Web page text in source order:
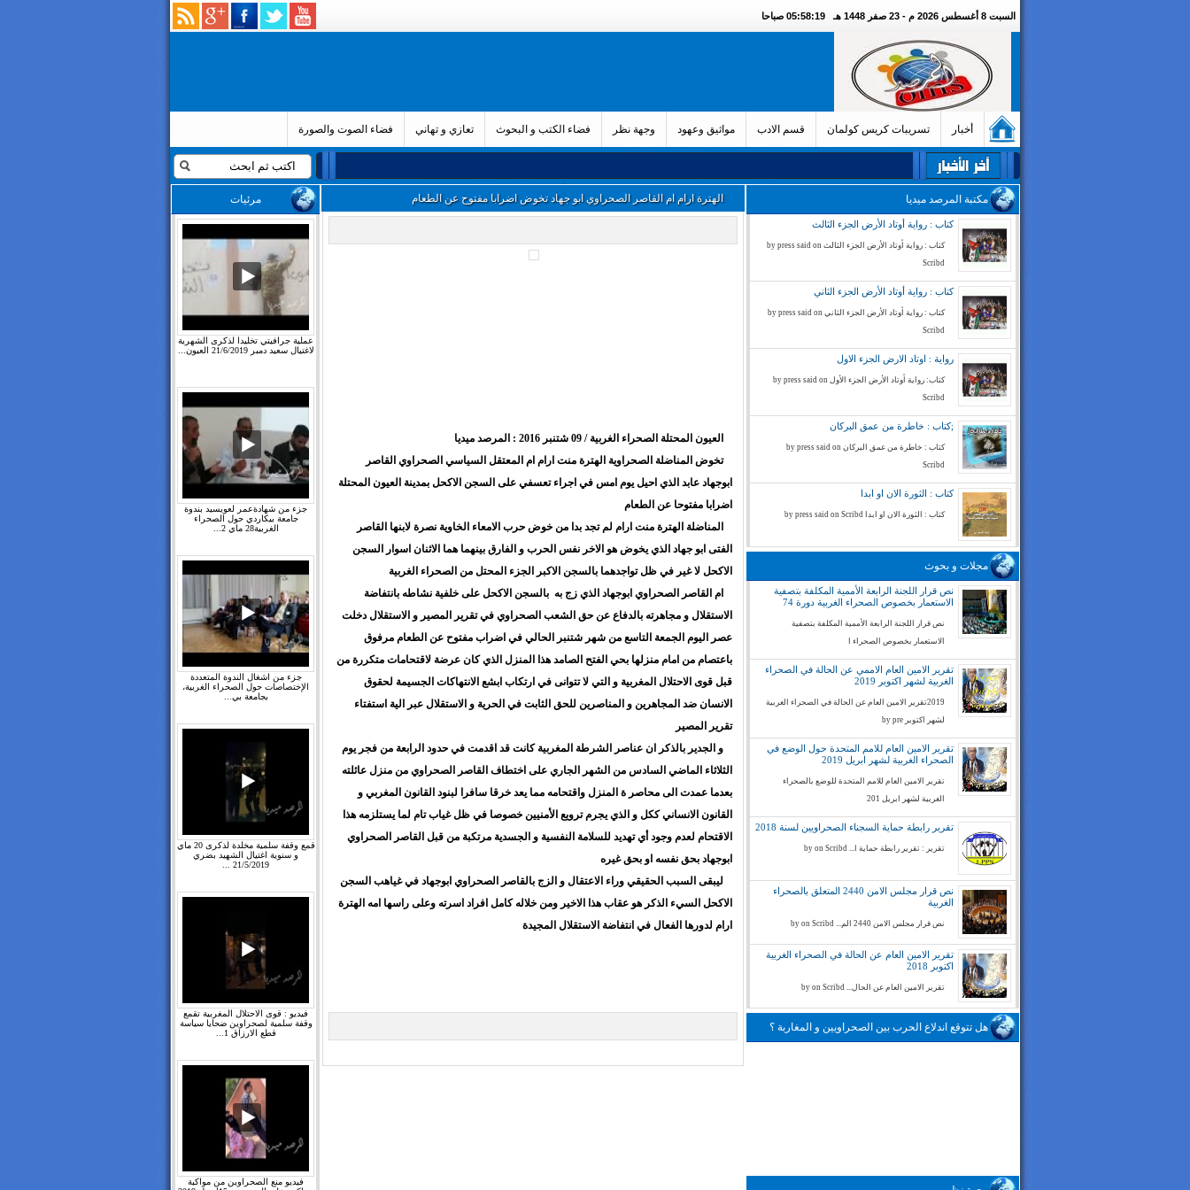
السبت 8 أغسطس 2026 م - 23 صفر 1448 هـ 05:58:20 صباحا
أخبار تسريبات كريس كولمان قسم الادب مواثيق وعهود وجهة نظر فضاء الكتب و البحوث تعازي و تهاني فضاء الصوت والصورة
مكتبة المرصد ميديا
كتاب : رواية أوتاد الأرض الجزء الثالث
كتاب : رواية أوتاد الأرض الجزء الثالث by press said on
Scribd
كتاب : رواية أوتاد الأرض الجزء الثاني
كتاب : رواية أوتاد الأرض الجزء الثاني by press said on
Scribd
رواية : اوتاد الارض الجزء الاول
كتاب: رواية أوتاد الأرض الجزء الأول by press said on
Scribd
;كتاب : خاطرة من عمق البركان
كتاب : خاطرة من عمق البركان by press said on
Scribd
كتاب : الثورة الان او ابدا
كتاب : الثورة الان او ابدا by press said on Scribd
مجلات و بحوث
نص قرار اللجنة الرابعة الأممية المكلفة بتصفية
الاستعمار بخصوص الصحراء الغربية دورة 74
نص قرار اللجنة الرابعة الأممية المكلفة بتصفية
الاستعمار بخصوص الصحراء ا
تقرير الامين العام الاممي عن الحالة في الصحراء
الغربية لشهر اكتوبر 2019
2019تقرير الامين العام عن الحالة في الصحراء الغربية
لشهر اكتوبر by pre
تقرير الامين العام للامم المتحدة حول الوضع في
الصحراء الغربية لشهر ابريل 2019
تقرير الامين العام للامم المتحدة للوضع بالصحراء
الغربية لشهر ابريل 201
تقرير رابطة حماية السجناء الصحراويين لسنة 2018
تقرير : تقرير رابطة حماية ا... by on Scribd
نص قرار مجلس الامن 2440 المتعلق بالصحراء
الغربية
نص قرار مجلس الامن 2440 الم... by on Scribd
تقرير الامين العام عن الحالة في الصحراء الغربية
اكتوبر 2018
تقرير الامين العام عن الحال... by on Scribd
هل تتوقع اندلاع الحرب بين الصحراويين و المغاربة ؟
مرئيات
عملية جرافيتي تخليدا لذكرى الشهرية
لاغتيال سعيد دمبر 21/6/2019 العيون...
جزء من شهادةعمر لعويسيد بندوة
جامعة بيكاردي حول الصحراء
الغربية28 ماي 2...
جزء من اشغال الندوة المتعددة
الإختصاصات حول الصحراء الغربية،
بجامعة بي...
قمع وقفة سلمية مخلدة لذكرى 20 ماي
و سنوية اغتيال الشهيد بضري
21/5/2019 ...
فيديو : قوى الاحتلال المغربية تقمع
وقفة سلمية لصحراوين ضحايا سياسة
قطع الارزاق 1...
فيديو منع الصحراوين من مواكبة
الهترة ارام ام القاصر الصحراوي ابو جهاد تخوض اضرابا مفتوح عن الطعام
العيون المحتلة الصحراء الغربية / 09 شتنبر 2016 : المرصد ميديا
تخوض المناضلة الصحراوية الهترة منت ارام ام المعتقل السياسي الصحراوي القاصر
ابوجهاد عابد الذي احيل يوم امس في اجراء تعسفي على السجن الاكحل بمدينة العيون المحتلة
اضرابا مفتوحا عن الطعام
المناضلة الهترة منت ارام لم تجد بدا من خوض حرب الامعاء الخاوية نصرة لابنها القاصر
الفتى ابو جهاد الذي يخوض هو الاخر نفس الحرب و الفارق بينهما هما الاثنان اسوار السجن
الاكحل لا غير في ظل تواجدهما بالسجن الاكبر الجزء المحتل من الصحراء الغربية
ام القاصر الصحراوي ابوجهاد الذي زج به بالسجن الاكحل على خلفية نشاطه بانتفاضة
الاستقلال و مجاهرته بالدفاع عن حق الشعب الصحراوي في تقرير المصير و الاستقلال دخلت
عصر اليوم الجمعة التاسع من شهر شتنبر الحالي في اضراب مفتوح عن الطعام مرفوق
باعتصام من امام منزلها بحي الفتح الصامد هذا المنزل الذي كان عرضة لاقتحامات متكررة من
قبل قوى الاحتلال المغربية و التي لا تتوانى في ارتكاب ابشع الانتهاكات الجسيمة لحقوق
الانسان ضد المجاهرين و المناصرين للحق الثابت في الحرية و الاستقلال عبر الية استفتاء
تقرير المصير
و الجدير بالذكر ان عناصر الشرطة المغربية كانت قد اقدمت في حدود الرابعة من فجر يوم
الثلاثاء الماضي السادس من الشهر الجاري على اختطاف القاصر الصحراوي من منزل عائلته
بعدما عمدت الى محاصر ة المنزل واقتحامه مما يعد خرقا سافرا لبنود القانون المغربي و
القانون الانساني ككل و الذي يجرم ترويع الأمنيين خصوصا في ظل غياب تام لما يستلزمه هذا
الاقتحام لعدم وجود أي تهديد للسلامة النفسية و الجسدية مرتكبة من قبل القاصر الصحراوي
ابوجهاد بحق نفسه او بحق غيره
ليبقى السبب الحقيقي وراء الاعتقال و الزج بالقاصر الصحراوي ابوجهاد في غياهب السجن
الاكحل السيء الذكر هو عقاب هذا الاخير ومن خلاله كامل افراد اسرته وعلى راسها امه الهترة
ارام لدورها الفعال في انتفاضة الاستقلال المجيدة